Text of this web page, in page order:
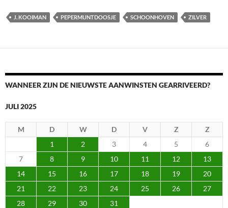
J. KOOIMAN PEPERMUNTDOOSJE SCHOONHOVEN ZILVER
WANNEER ZIJN DE NIEUWSTE AANWINSTEN GEARRIVEERD?
JULI 2025
M D W D V Z
Z
1
2 3 4 5
6
7
8 9 10 11 12
13
14
15 16 17 18 19
20
21
22 23 24 25 26
27
28
29 30 31